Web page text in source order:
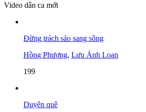
Video dân ca mới
Đừng trách sáo sang sông
Hồng Phượng, Lưu Ánh Loan
199
Duyên quê